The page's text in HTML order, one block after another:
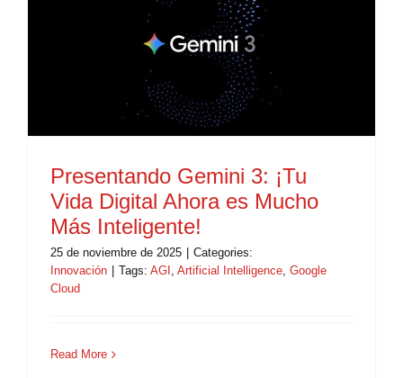
Presentando Gemini 3: ¡Tu
Vida Digital Ahora es Mucho
Más Inteligente!
25 de noviembre de 2025
Categories:
Innovación
Tags: AGI , Artificial Intelligence, Google
Cloud
Read More